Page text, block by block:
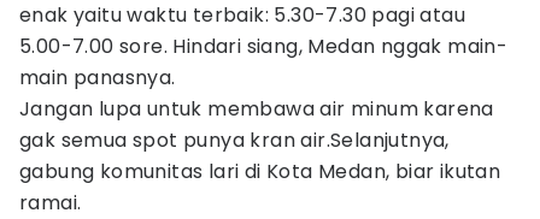
enak yaitu waktu terbaik: 5.30-7.30 pagi atau
5.00-7.00 sore. Hindari siang, Medan nggak main-
main panasnya.
Jangan lupa untuk membawa air minum karena
gak semua spot punya kran air.Selanjutnya,
gabung komunitas lari di Kota Medan, biar ikutan
ramai.